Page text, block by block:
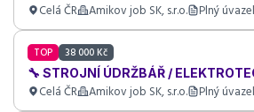
Celá ČR Amikov job SK, s.r.o. Plný
TOP 38 000 Kč
🔧 STROJNÍ ÚDRŽBÁŘ /
Celá ČR Amikov job SK, s.r.o. Plný